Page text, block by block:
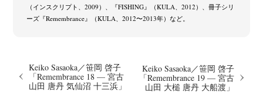
（インスクリプト、2009）、『FISHING』（KULA、2012）、冊子シリ
ーズ『Remembrance』（KULA、2012〜2013年）など。
Keiko Sasaoka／笹岡 啓子
「Remembrance 18 — 宮古
山田 唐丹 気仙沼 十三浜」
Keiko Sasaoka／笹岡 啓子
「Remembrance 19 — 宮古
山田 大槌 唐丹 大船渡」